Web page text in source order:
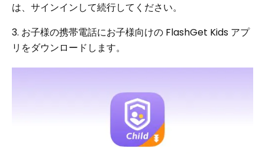
は、サインインして続行してください。
3. お子様の携帯電話にお子様向けの FlashGet Kids アプ
リをダウンロードします。